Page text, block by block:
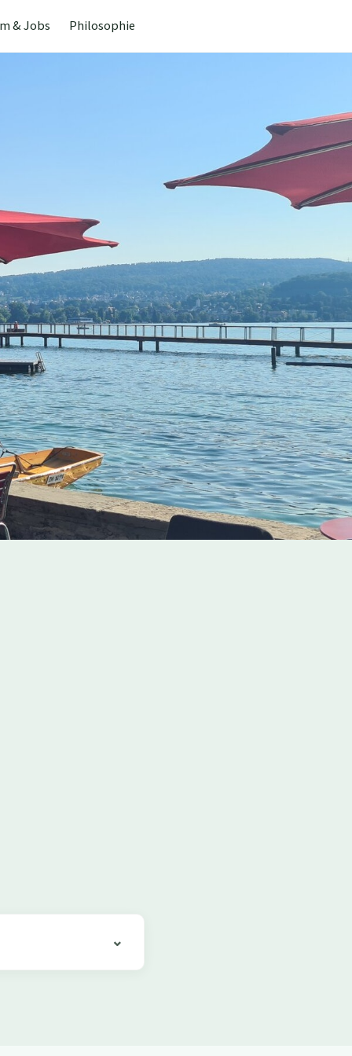
& Jobs Philosophie